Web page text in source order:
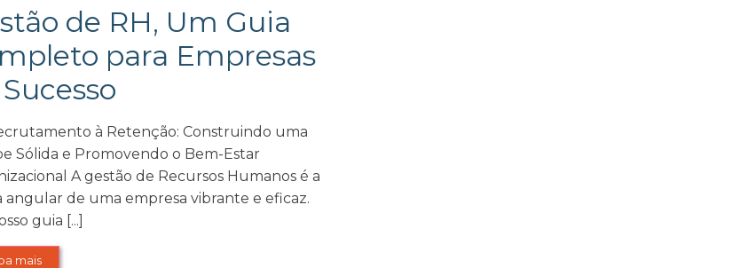
de RH, Um Guia
para Empresas
à Retenção: Construindo uma
Sólida e Promovendo o Bem-Estar
A gestão de Recursos Humanos é a
angular de uma empresa vibrante e eficaz.
guia [...]
mais